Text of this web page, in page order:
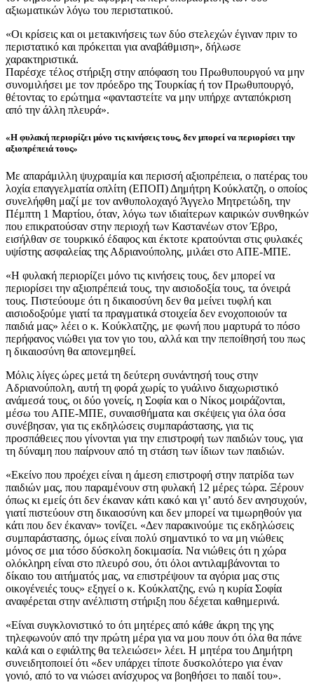
αξιωματικών λόγω του περιστατικού.
«Οι κρίσεις και οι μετακινήσεις των δύο στελεχών έγιναν πριν το
περιστατικό και πρόκειται για αναβάθμιση», δήλωσε
χαρακτηριστικά.
Παρέσχε τέλος στήριξη στην απόφαση του Πρωθυπουργού να μην
συνομιλήσει με τον πρόεδρο της Τουρκίας ή τον Πρωθυπουργό,
θέτοντας το ερώτημα «φανταστείτε να μην υπήρχε ανταπόκριση
από την άλλη πλευρά».
«Η φυλακή περιορίζει μόνο τις κινήσεις τους, δεν μπορεί να περιορίσει την
αξιοπρέπειά τους»
Με απαράμιλλη ψυχραιμία και περισσή αξιοπρέπεια, ο πατέρας του
λοχία επαγγελματία οπλίτη (ΕΠΟΠ) Δημήτρη Κούκλατζη, ο οποίος
συνελήφθη μαζί με τον ανθυπολοχαγό Άγγελο Μητρετώδη, την
Πέμπτη 1 Μαρτίου, όταν, λόγω των ιδιαίτερων καιρικών συνθηκών
που επικρατούσαν στην περιοχή των Καστανέων στον Έβρο,
εισήλθαν σε τουρκικό έδαφος και έκτοτε κρατούνται στις φυλακές
υψίστης ασφαλείας της Αδριανούπολης, μιλάει στο ΑΠΕ-ΜΠΕ.
«Η φυλακή περιορίζει μόνο τις κινήσεις τους, δεν μπορεί να
περιορίσει την αξιοπρέπειά τους, την αισιοδοξία τους, τα όνειρά
τους. Πιστεύουμε ότι η δικαιοσύνη δεν θα μείνει τυφλή και
αισιοδοξούμε γιατί τα πραγματικά στοιχεία δεν ενοχοποιούν τα
παιδιά μας» λέει ο κ. Κούκλατζης, με φωνή που μαρτυρά το πόσο
περήφανος νιώθει για τον γιο του, αλλά και την πεποίθησή του πως
η δικαιοσύνη θα απονεμηθεί.
Μόλις λίγες ώρες μετά τη δεύτερη συνάντησή τους στην
Αδριανούπολη, αυτή τη φορά χωρίς το γυάλινο διαχωριστικό
ανάμεσά τους, οι δύο γονείς, η Σοφία και ο Νίκος μοιράζονται,
μέσω του ΑΠΕ-ΜΠΕ, συναισθήματα και σκέψεις για όλα όσα
συνέβησαν, για τις εκδηλώσεις συμπαράστασης, για τις
προσπάθειες που γίνονται για την επιστροφή των παιδιών τους, για
τη δύναμη που παίρνουν από τη στάση των ίδιων των παιδιών.
«Εκείνο που προέχει είναι η άμεση επιστροφή στην πατρίδα των
παιδιών μας, που παραμένουν στη φυλακή 12 μέρες τώρα. Ξέρουν
όπως κι εμείς ότι δεν έκαναν κάτι κακό και γι’ αυτό δεν ανησυχούν,
γιατί πιστεύουν στη δικαιοσύνη και δεν μπορεί να τιμωρηθούν για
κάτι που δεν έκαναν» τονίζει. «Δεν παρακινούμε τις εκδηλώσεις
συμπαράστασης, όμως είναι πολύ σημαντικό το να μη νιώθεις
μόνος σε μια τόσο δύσκολη δοκιμασία. Να νιώθεις ότι η χώρα
ολόκληρη είναι στο πλευρό σου, ότι όλοι αντιλαμβάνονται το
δίκαιο του αιτήματός μας, να επιστρέψουν τα αγόρια μας στις
οικογένειές τους» εξηγεί ο κ. Κούκλατζης, ενώ η κυρία Σοφία
αναφέρεται στην ανέλπιστη στήριξη που δέχεται καθημερινά.
«Είναι συγκλονιστικό το ότι μητέρες από κάθε άκρη της γης
τηλεφωνούν από την πρώτη μέρα για να μου πουν ότι όλα θα πάνε
καλά και ο εφιάλτης θα τελειώσει» λέει. Η μητέρα του Δημήτρη
συνειδητοποιεί ότι «δεν υπάρχει τίποτε δυσκολότερο για έναν
γονιό, από το να νιώσει ανίσχυρος να βοηθήσει το παιδί του».